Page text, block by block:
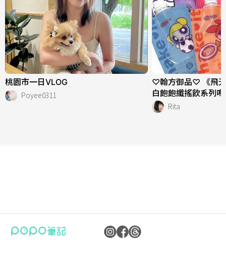
桃園市一日VLOG
Poyee0311
♡翰方御品♡ 《飛
白飽飽纖搖飲系列
Rita